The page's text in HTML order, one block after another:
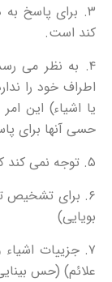
۳. برای پاسخ
کند است.
۴. به نظر می
اطراف خود را
یا اشیاء) این
حسی آنها برای
۵. توجه نمی کند که آیا غذا تند یا طعم دار است.(حس چشایی)
۶‌. برای تشخیص
بویایی)
۷. جزییات
علائم) (حس